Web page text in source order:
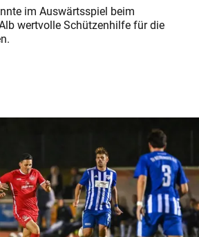
im Auswärtsspiel beim
wertvolle Schützenhilfe für die